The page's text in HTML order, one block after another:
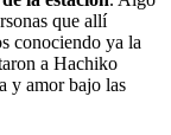
que allí
conociendo ya la
a Hachiko
y amor bajo las